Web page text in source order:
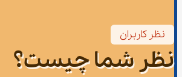
نظر کاربران
نظر شما چیست؟